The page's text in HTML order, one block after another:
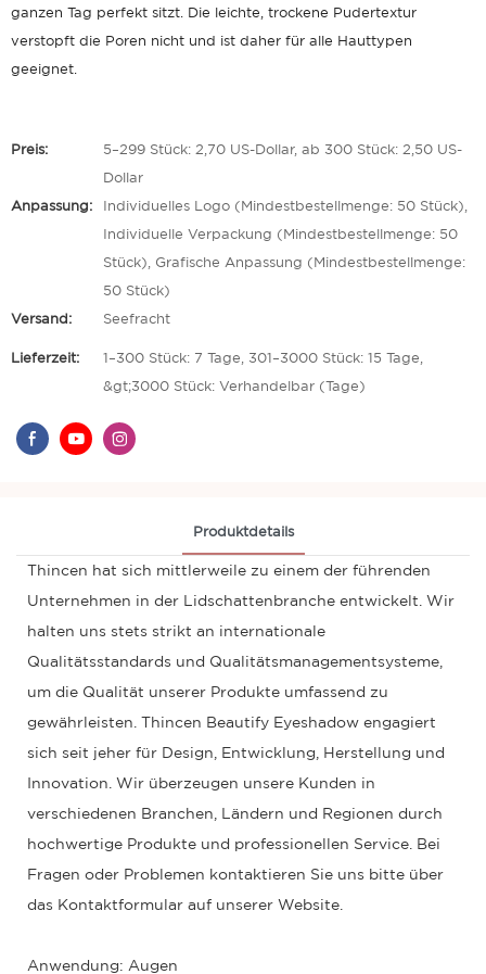
ganzen Tag perfekt sitzt. Die leichte, trockene Pudertextur
verstopft die Poren nicht und ist daher für alle Hauttypen
geeignet.
Preis: 5–299 Stück: 2,70 US-Dollar, ab 300 Stück: 2,50 US-
Dollar
Anpassung: Individuelles Logo (Mindestbestellmenge: 50 Stück),
Individuelle Verpackung (Mindestbestellmenge: 50
Stück), Grafische Anpassung (Mindestbestellmenge:
50 Stück)
Versand: Seefracht
Lieferzeit: 1–300 Stück: 7 Tage, 301–3000 Stück: 15 Tage,
&gt;3000 Stück: Verhandelbar (Tage)
Produktdetails
Thincen hat sich mittlerweile zu einem der führenden
Unternehmen in der Lidschattenbranche entwickelt. Wir
halten uns stets strikt an internationale
Qualitätsstandards und Qualitätsmanagementsysteme,
um die Qualität unserer Produkte umfassend zu
gewährleisten. Thincen Beautify Eyeshadow engagiert
sich seit jeher für Design, Entwicklung, Herstellung und
Innovation. Wir überzeugen unsere Kunden in
verschiedenen Branchen, Ländern und Regionen durch
hochwertige Produkte und professionellen Service. Bei
Fragen oder Problemen kontaktieren Sie uns bitte über
das Kontaktformular auf unserer Website.
Anwendung: Augen